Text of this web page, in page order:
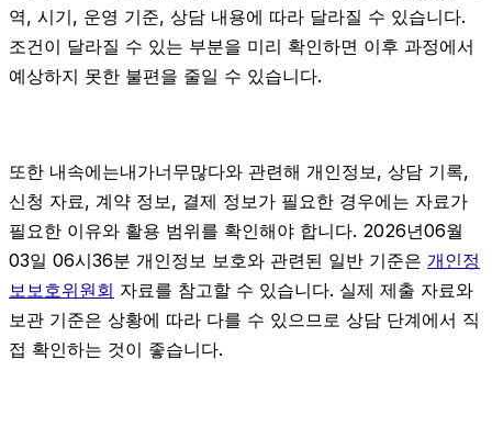
역, 시기, 운영 기준, 상담 내용에 따라 달라질 수 있습니다.
조건이 달라질 수 있는 부분을 미리 확인하면 이후 과정에서
예상하지 못한 불편을 줄일 수 있습니다.
또한 내속에는내가너무많다와 관련해 개인정보, 상담 기록,
신청 자료, 계약 정보, 결제 정보가 필요한 경우에는 자료가
필요한 이유와 활용 범위를 확인해야 합니다. 2026년06월
03일 06시36분 개인정보 보호와 관련된 일반 기준은 개인정
보보호위원회 자료를 참고할 수 있습니다. 실제 제출 자료와
보관 기준은 상황에 따라 다를 수 있으므로 상담 단계에서 직
접 확인하는 것이 좋습니다.